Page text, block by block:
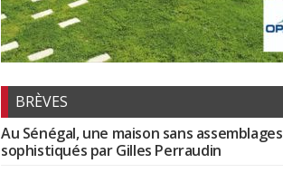
BRÈVES
Au Sénégal, une maison sans assemblages
sophistiqués par Gilles Perraudin